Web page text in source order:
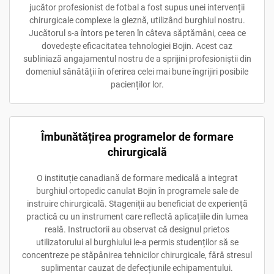
jucător profesionist de fotbal a fost supus unei intervenții
chirurgicale complexe la gleznă, utilizând burghiul nostru.
Jucătorul s-a întors pe teren în câteva săptămâni, ceea ce
dovedește eficacitatea tehnologiei Bojin. Acest caz
subliniază angajamentul nostru de a sprijini profesioniștii din
domeniul sănătății în oferirea celei mai bune îngrijiri posibile
pacienților lor.
Îmbunătățirea programelor de formare
chirurgicală
O instituție canadiană de formare medicală a integrat
burghiul ortopedic canulat Bojin în programele sale de
instruire chirurgicală. Stageniții au beneficiat de experiență
practică cu un instrument care reflectă aplicațiile din lumea
reală. Instructorii au observat că designul prietos
utilizatorului al burghiului le-a permis studenților să se
concentreze pe stăpânirea tehnicilor chirurgicale, fără stresul
suplimentar cauzat de defecțiunile echipamentului.